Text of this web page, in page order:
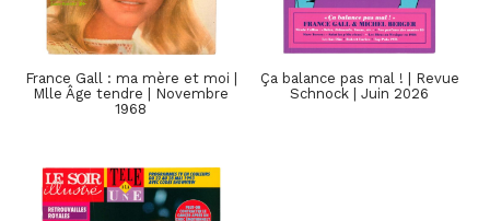
France Gall : ma mère et moi |
Mlle Âge tendre | Novembre
1968
Ça balance pas mal ! | Revue
Schnock | Juin 2026